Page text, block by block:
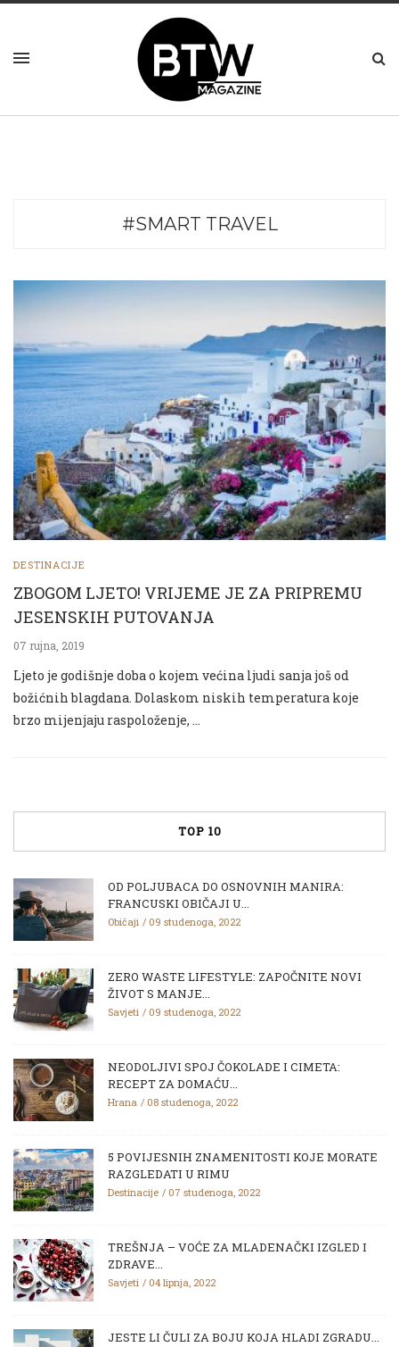
#SMART TRAVEL
DESTINACIJE
ZBOGOM LJETO! VRIJEME JE ZA PRIPREMU
JESENSKIH PUTOVANJA
07 rujna, 2019
Ljeto je godišnje doba o kojem većina ljudi sanja još od
božićnih blagdana. Dolaskom niskih temperatura koje
brzo mijenjaju raspoloženje, …
TOP 10
OD POLJUBACA DO OSNOVNIH MANIRA:
FRANCUSKI OBIČAJI U...
Običaji 09 studenoga, 2022
ZERO WASTE LIFESTYLE: ZAPOČNITE NOVI
ŽIVOT S MANJE...
Savjeti 09 studenoga, 2022
NEODOLJIVI SPOJ ČOKOLADE I CIMETA:
RECEPT ZA DOMAĆU...
Hrana 08 studenoga, 2022
5 POVIJESNIH ZNAMENITOSTI KOJE MORATE
RAZGLEDATI U RIMU
Destinacije 07 studenoga, 2022
TREŠNJA – VOĆE ZA MLADENAČKI IZGLED I
ZDRAVE...
Savjeti 04 lipnja, 2022
JESTE LI ČULI ZA BOJU KOJA HLADI ZGRADU...